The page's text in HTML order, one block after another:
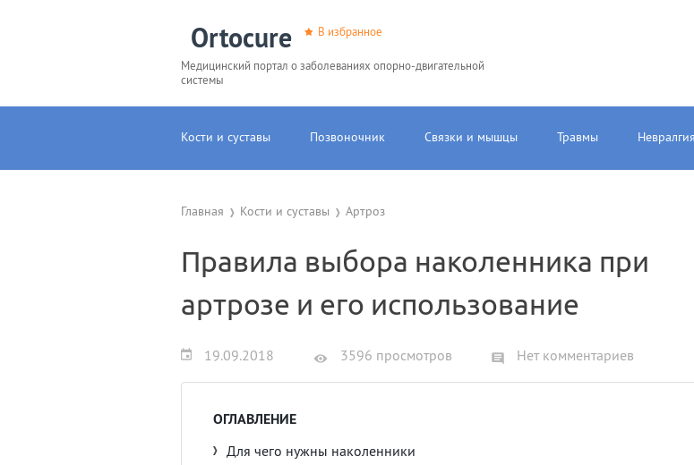
Ortocure В избранное
Медицинский портал о заболеваниях опорно-двигательной
системы
Кости и суставы Позвоночник Связки и мышцы Травмы Невралгия
Главная Кости и суставы Артроз
Правила выбора наколенника при
артрозе и его использование
19.09.2018 3596 просмотров Нет комментариев
ОГЛАВЛЕНИЕ
Для чего нужны наколенники